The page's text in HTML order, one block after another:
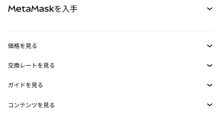
RWA
MetaMask Connect
Snaps
Web3サービス
MetaMaskを入手
セキュリティ
サポート
価格を見る
イーサリアムの価格
Solanaの価格
交換レートを見る
ETH→USD
USDT→INR
ガイドを見る
ETHの購入
コンテンツを見る